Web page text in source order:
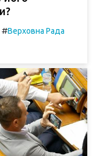
#Верховна Рада